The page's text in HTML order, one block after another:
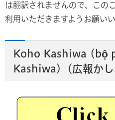
は翻訳されませんので、この
利用いただきますようお願いい
Koho Kashiwa (bộ
Kashiwa)（広報かし